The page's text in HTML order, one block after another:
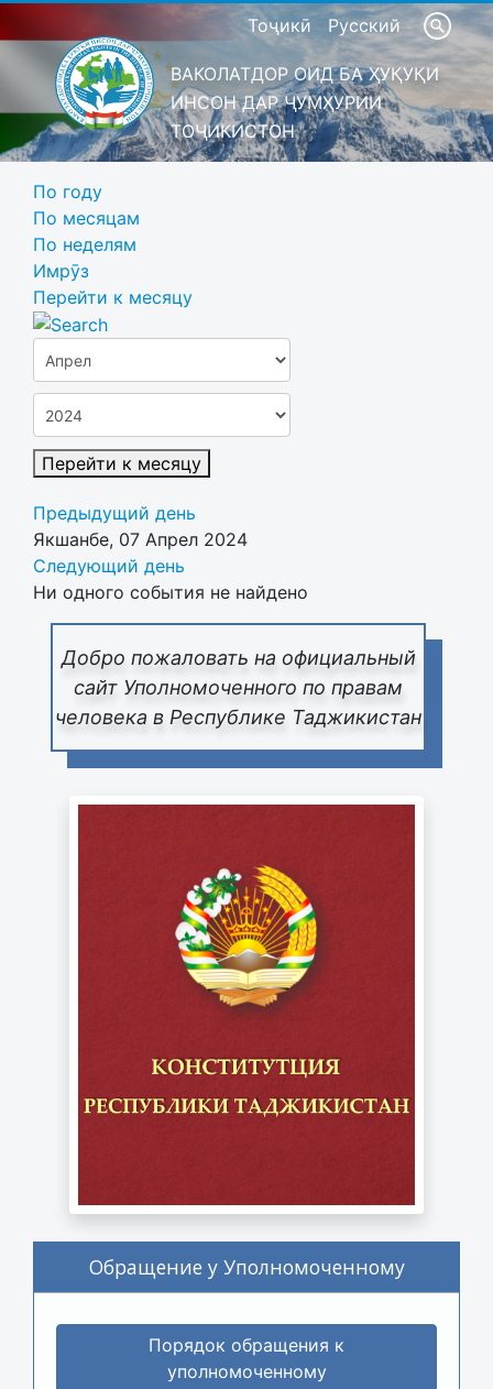
Тоҷикӣ Русский
ВАКОЛАТДОР ОИД БА ҲУҚУҚИ
ИНСОН ДАР ҶУМҲУРИИ
ТОҶИКИСТОН
Добро пожаловать на официальный
сайт Уполномоченного по правам
человека в Республике Таджикистан
Обращение у Уполномоченному
Порядок обращения к
уполномоченному
По году
По месяцам
По неделям
Имрӯз
Перейти к месяцу
Перейти к месяцу
Предыдущий день
Якшанбе, 07 Апрел 2024
Следующий день
Ни одного события не найдено